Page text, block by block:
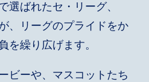
選ばれたセ・リーグ、
、リーグのプライドをか
を繰り広げます。
ビーや、マスコットたち